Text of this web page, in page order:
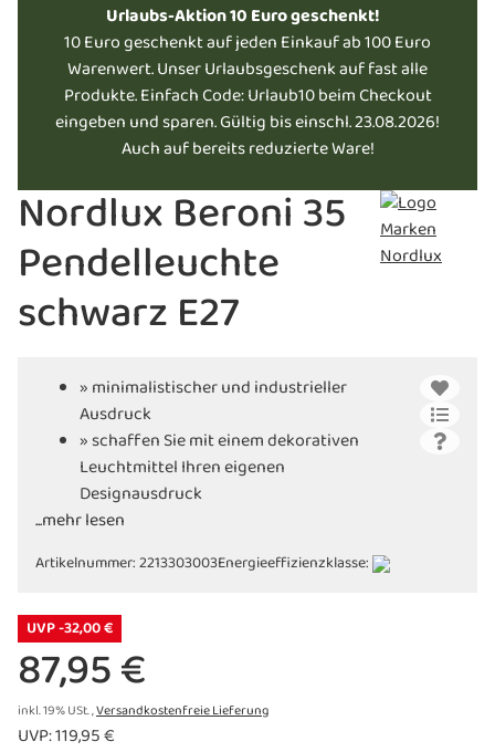
Urlaubs-Aktion 10 Euro geschenkt!
10 Euro geschenkt auf jeden Einkauf ab 100 Euro
Warenwert. Unser Urlaubsgeschenk auf fast alle
Produkte. Einfach Code: Urlaub10 beim Checkout
eingeben und sparen. Gültig bis einschl. 23.08.2026!
Auch auf bereits reduzierte Ware!
Nordlux Beroni 35
Pendelleuchte
schwarz E27
» minimalistischer und industrieller
Ausdruck
» schaffen Sie mit einem dekorativen
Leuchtmittel Ihren eigenen
Designausdruck
» elegantes Finish verbindet den Schirm
» mit E27-Fassung
...mehr lesen
Artikelnummer:2213303003Energieeffizienzklasse:
UVP -32,00 €
87,95 €
inkl. 19% USt. ,Versandkostenfreie Lieferung
UVP:119,95 €